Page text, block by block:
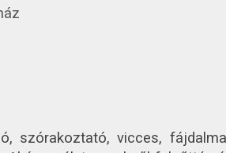
szórakoztató, vicces,